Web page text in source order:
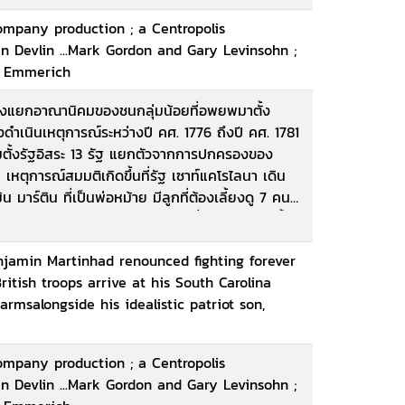
production ; a Centropolis
...Mark Gordon and Gary Levinsohn ;
แยกอาณานิคมของชนกลุ่มน้อยที่อพยพมาตั้ง
ตัวจากการปกครองของ
นมีชื่อเสียงของอังกฤษ ด้วยความแค้นนี้
Martinhad renounced fighting forever
troops arrive at his South Carolina
his idealistic patriot son,
production ; a Centropolis
...Mark Gordon and Gary Levinsohn ;